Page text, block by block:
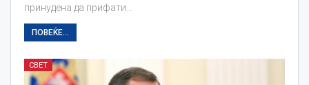
принудена да прифати…
ПОВЕЌЕ...
СВЕТ